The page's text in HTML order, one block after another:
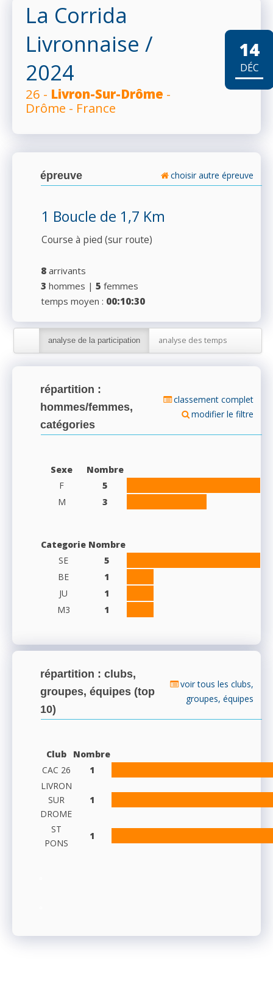
La Corrida
Livronnaise /
2024
26 - Livron-Sur-Drôme -
Drôme - France
14
DÉC
épreuve choisir autre épreuve
1 Boucle de 1,7 Km
Course à pied (sur route)
8 arrivants
3 hommes | 5 femmes
temps moyen : 00:10:30
analyse de la participation analyse des temps
répartition :
hommes/femmes,
catégories
classement complet
modifier le filtre
Sexe
Nombre
F
5
M
3
Categorie Nombre
SE
5
BE
1
JU
1
M3
1
répartition : clubs,
groupes, équipes (top
10)
voir tous les clubs,
groupes, équipes
Club
Nombre
CAC 26
1
LIVRON
SUR
DROME
1
ST
PONS
1